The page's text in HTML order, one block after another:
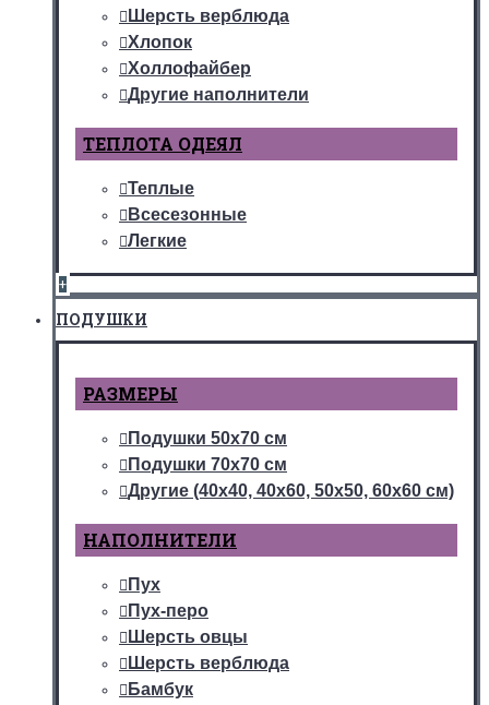
Шерсть верблюда
Хлопок
Холлофайбер
Другие наполнители
ТЕПЛОТА ОДЕЯЛ
Теплые
Всесезонные
Легкие
+
ПОДУШКИ
РАЗМЕРЫ
Подушки 50х70 см
Подушки 70х70 см
Другие (40х40, 40х60, 50х50, 60х60 см)
НАПОЛНИТЕЛИ
Пух
Пух-перо
Шерсть овцы
Шерсть верблюда
Бамбук